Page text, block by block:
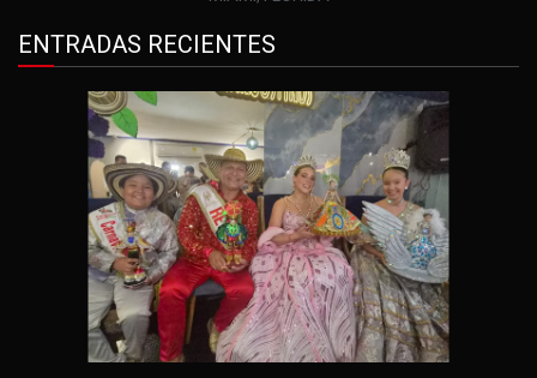
ENTRADAS RECIENTES